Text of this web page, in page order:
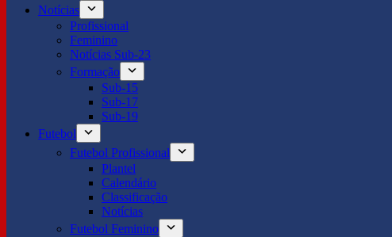
Notícias
Profissional
Feminino
Notícias Sub-23
Formação
Sub-15
Sub-17
Sub-19
Futebol
Futebol Profissional
Plantel
Calendário
Classificação
Notícias
Futebol Feminino